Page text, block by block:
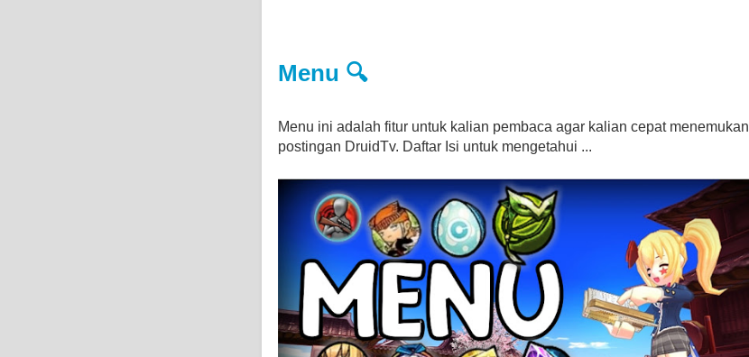
Menu 🔍
Menu ini adalah fitur untuk kalian pembaca agar kalian cepat menemukan
postingan DruidTv. Daftar Isi untuk mengetahui ...